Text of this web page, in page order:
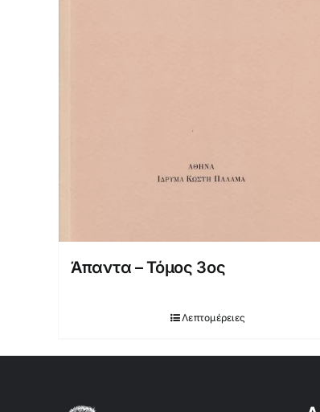
Άπαντα – Τόμος 3ος
Λεπτομέρειες